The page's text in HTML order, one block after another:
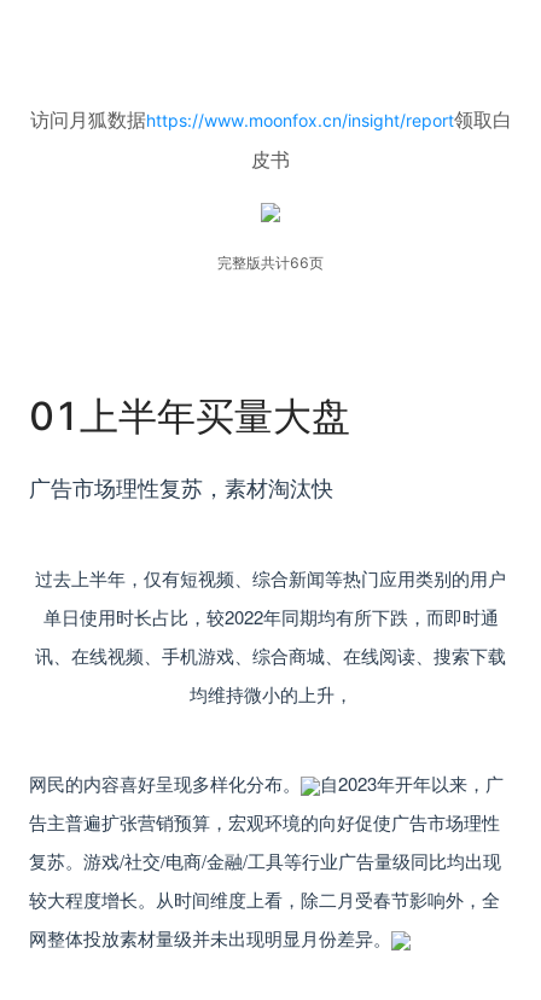
访问月狐数据https://www.moonfox.cn/insight/report领取白
皮书
完整版共计66页
01上半年买量大盘
广告市场理性复苏，素材淘汰快
过去上半年，仅有短视频、综合新闻等热门应用类别的用户
单日使用时长占比，较2022年同期均有所下跌，而即时通
讯、在线视频、手机游戏、综合商城、在线阅读、搜索下载
均维持微小的上升，
网民的内容喜好呈现多样化分布。
自2023年开年以来，广
告主普遍扩张营销预算，宏观环境的向好促使广告市场理性
复苏。 游戏/社交/电商/金融/工具等行业广告量级同比均出现
较大程度增长。从时间维度上看，除二月受春节影响外，全
网整体投放素材量级并未出现明显月份差异。